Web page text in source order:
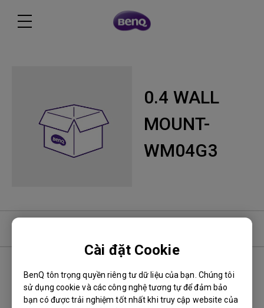
Cài đặt Cookie
BenQ tôn trọng quyền riêng tư dữ liệu của bạn. Chúng tôi
sử dụng cookie và các công nghệ tương tự để đảm bảo
bạn có được trải nghiệm tốt nhất khi truy cập website của
0.4 WALL
MOUNT-
WM04G3
Không có phần mềm &amp; phần